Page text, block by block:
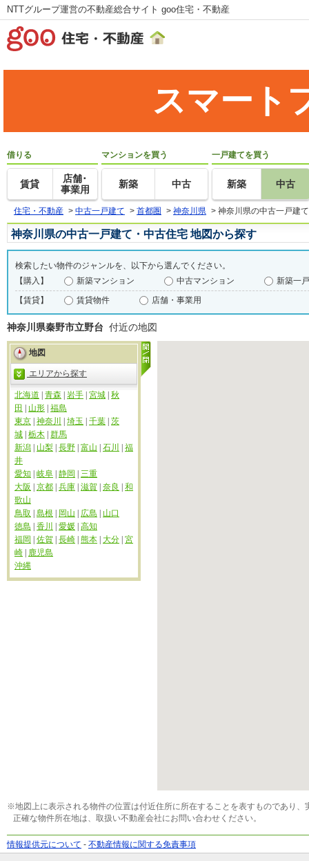
NTTグループ運営の不動産総合サイト goo住宅・不動産
スマート
借りる
賃貸
店舗･
事業用
マンションを買う
新築 中古
一戸建てを買う
新築 中古
住宅・不動産 > 中古一戸建て > 首都圏 > 神奈川県 > 神奈川県の中古一戸建
神奈川県の中古一戸建て・中古住宅 地図から探す
検索したい物件のジャンルを、以下から選んでください。
【購入】
新築マンション 中古マンション
新築一
【賃貸】
賃貸物件 店舗・事業用
神奈川県秦野市立野台 付近の地図
地図
エリアから探す
北海道 青森 岩手 宮城 秋
田
山形 福島
東京 神奈川 埼玉 千葉 茨
城 栃木 群馬
新潟
山梨 長野 富山 石川
福
井
愛知
岐阜 静岡
三重
大阪
京都 兵庫 滋賀 奈良
和
歌山
鳥取
島根 岡山 広島
山口
徳島
香川 愛媛 高知
福岡
佐賀 長崎 熊本 大分 宮
崎
鹿児島
沖縄
※地図上に表示される物件の位置は付近住所に所在することを表すものであり
正確な物件所在地は、取扱い不動産会社にお問い合わせください。
情報提供元について - 不動産情報に関する免責事項